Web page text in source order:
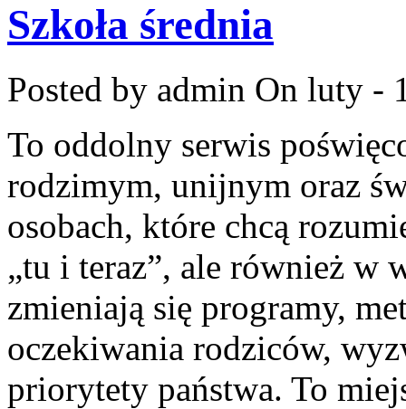
Szkoła średnia
Posted by admin On luty -
To oddolny serwis
rodzimym, unijnym oraz
osobach, które chcą
„tu i teraz”, ale również w
zmieniają się programy,
oczekiwania rodziców,
priorytety państwa. To